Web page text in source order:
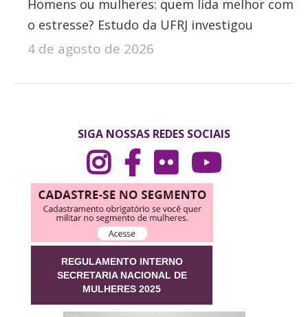
Homens ou mulheres: quem lida melhor com
o estresse? Estudo da UFRJ investigou
4 de agosto de 2026
SIGA NOSSAS REDES SOCIAIS
REGULAMENTO INTERNO
SECRETARIA NACIONAL DE
MULHERES 2025